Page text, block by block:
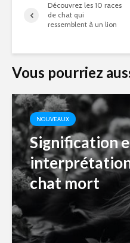
Découvrez les 10 races
de chat qui
ressemblent à un lion
Vous pourriez
NOUVEAUX
Signification
chat mort